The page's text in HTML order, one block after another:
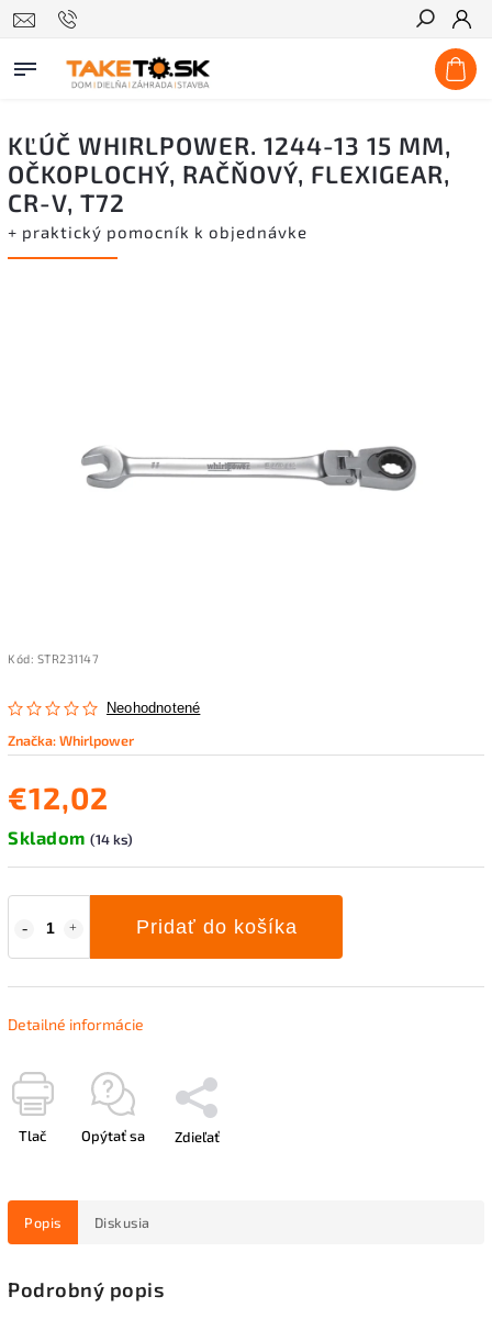
Hľadať
KĽÚČ WHIRLPOWER. 1244-13 15 MM,
OČKOPLOCHÝ, RAČŇOVÝ, FLEXIGEAR,
CR-V, T72
+ praktický pomocník k objednávke
Kód: STR231147
Neohodnotené
Značka:Whirlpower
€12,02
Skladom (14 ks)
Pridať do košíka
Detailné informácie
Tlač Opýtať sa Zdieľať
Popis Diskusia
Podrobný popis